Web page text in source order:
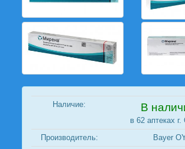
Наличие: В
в 62 аптеках
Производитель:
Bayer